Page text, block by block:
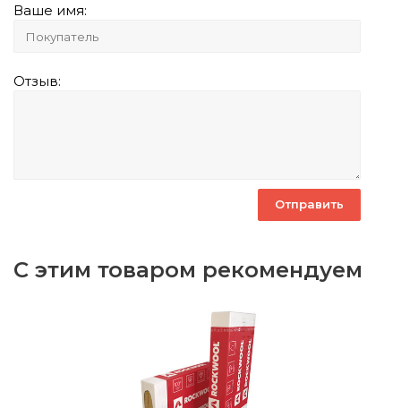
Ваше имя:
Отзыв:
С этим товаром рекомендуем